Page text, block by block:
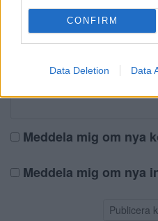
CONFIRM
Data Deletion Data
E-postadress* Adressen
Webbplats
Meddela mig om nya
Meddela mig om nya